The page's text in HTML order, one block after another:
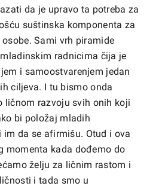
da je upravo ta potreba za
suštinska komponenta za
Sami vrh piramide
radnicima čija je
i samoostvarenjem jedan
ciljeva. I tu bismo onda
ličnom razvoju svih onih koji
bi položaj mladih
da se afirmišu. Otud i ova
momenta kada dođemo do
želju za ličnim rastom i
i tada smo u